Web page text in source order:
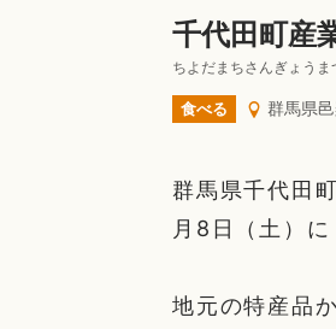
千代田町産
ちよだまちさんぎょうま
食べる 群馬県
群馬県千代田
月8日（土）
地元の特産品